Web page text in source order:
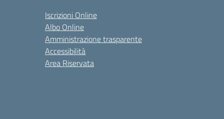
Iscrizioni Online
Albo Online
Amministrazione trasparente
Accessibilità
Area Riservata